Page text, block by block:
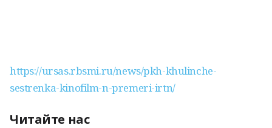
https://ursas.rbsmi.ru/news/pkh-khulinche-
sestrenka-kinofilm-n-premeri-irtn/
Читайте нас